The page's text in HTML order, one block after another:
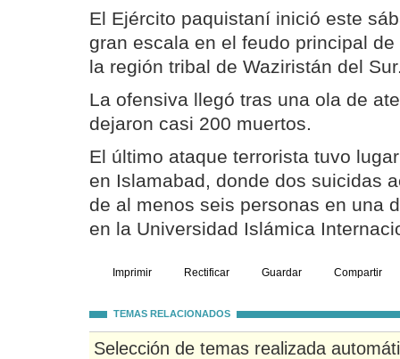
El Ejército paquistaní inició este
gran escala en el feudo principal
la región tribal de Waziristán del
La ofensiva llegó tras una ola de
dejaron casi 200 muertos.
El último ataque terrorista tuvo
en Islamabad, donde dos suicidas
de al menos seis personas en una
en la Universidad Islámica
Imprimir Rectificar Guardar Compartir
TEMAS RELACIONADOS
Selección de temas realizada